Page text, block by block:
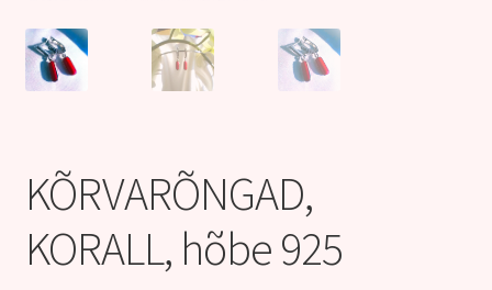
KÕRVARÕNGAD,
KORALL, hõbe 925